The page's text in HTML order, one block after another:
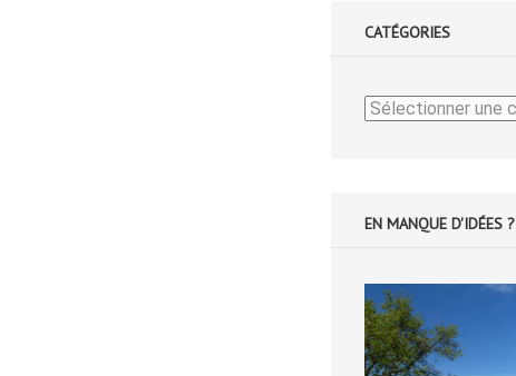
CATÉGORIES
Catégories
EN MANQUE D'IDÉES ?